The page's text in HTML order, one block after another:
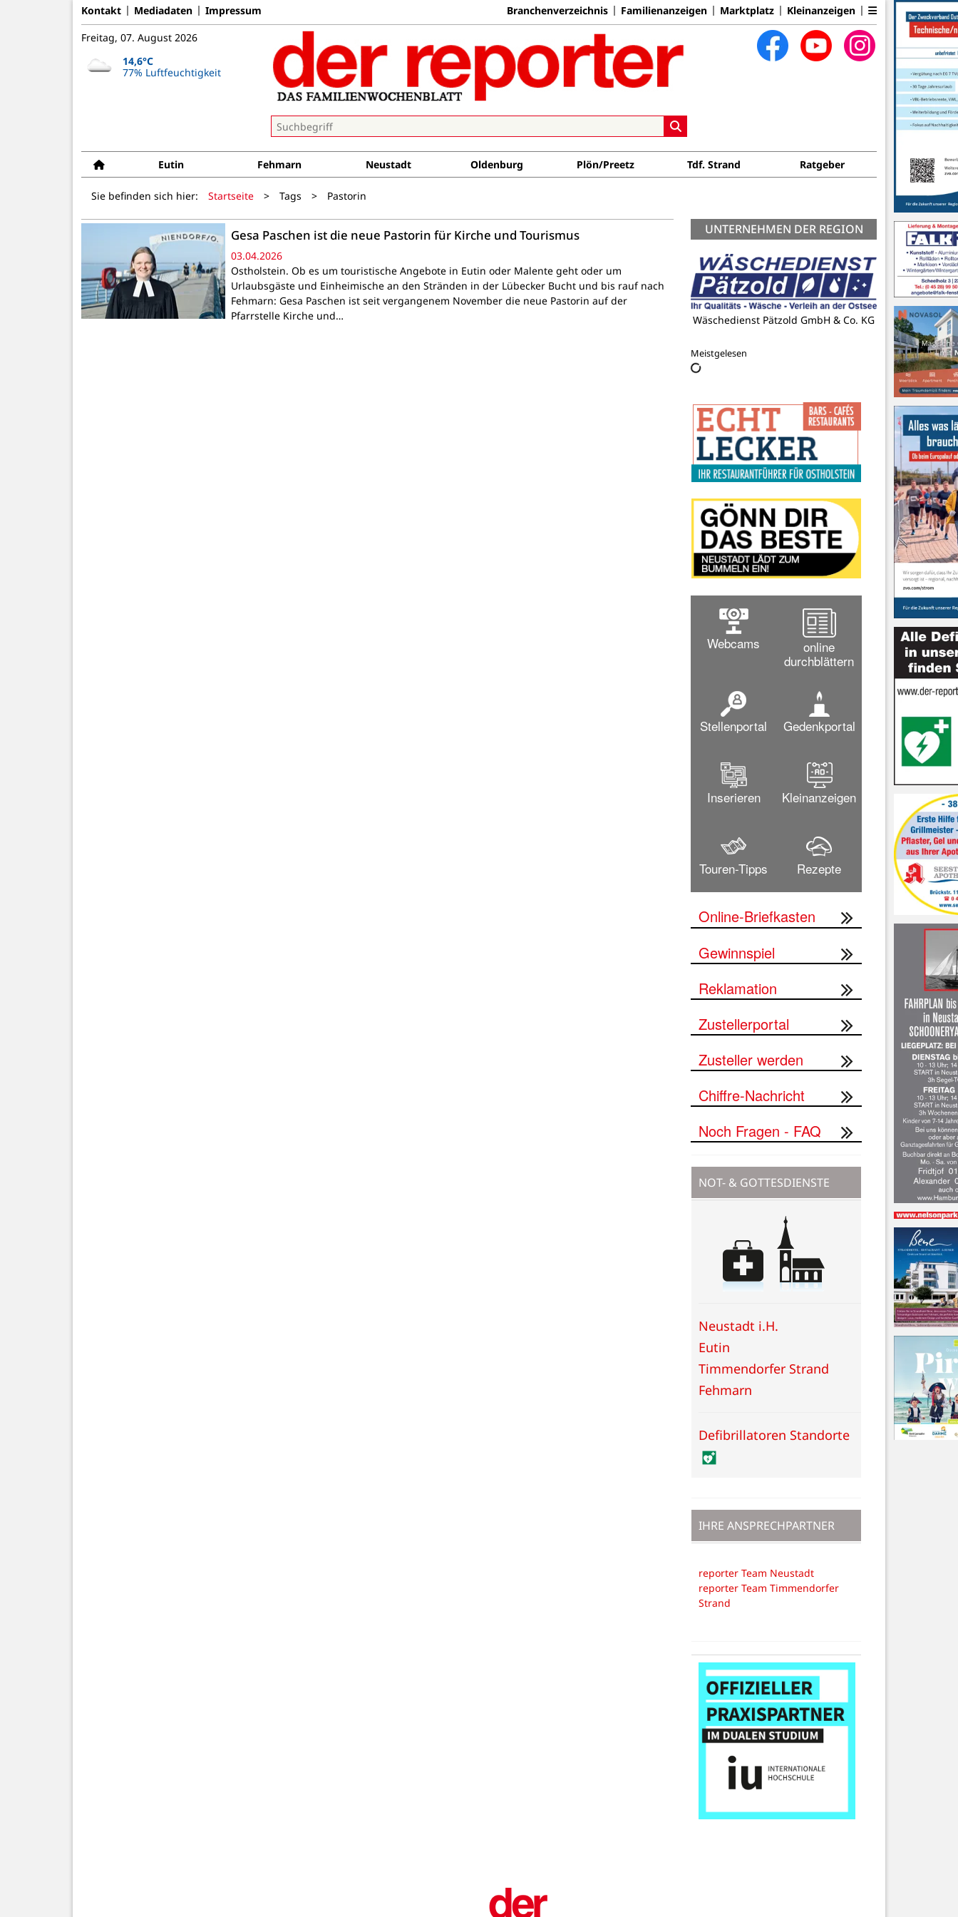
Kontakt Mediadaten Impressum Branchenverzeichnis Familienanzeigen Marktplatz Kleinanzeigen
Freitag, 07. August 2026
14,6°C
77% Luftfeuchtigkeit
Eutin Fehmarn Neustadt Oldenburg Plön/Preetz Tdf. Strand Ratgeber
Sie befinden sich hier: Startseite > Tags > Pastorin
Gesa Paschen ist die neue Pastorin für Kirche und Tourismus
03.04.2026
Ostholstein. Ob es um touristische Angebote in Eutin oder Malente geht oder um
Urlaubsgäste und Einheimische an den Stränden in der Lübecker Bucht und bis rauf nach
Fehmarn: Gesa Paschen ist seit vergangenem November die neue Pastorin auf der
Pfarrstelle Kirche und…
UNTERNEHMEN DER REGION
Wäschedienst Pätzold GmbH & Co. KG
Meistgelesen
Webcams
online
durchblättern
Stellenportal Gedenkportal
Inserieren Kleinanzeigen
Touren-Tipps Rezepte
Online-Briefkasten
Gewinnspiel
Reklamation
Zustellerportal
Zusteller werden
Chiffre-Nachricht
Noch Fragen - FAQ
NOT- & GOTTESDIENSTE
Neustadt i.H.
Eutin
Timmendorfer Strand
Fehmarn
Defibrillatoren Standorte
IHRE ANSPRECHPARTNER
reporter Team Neustadt
reporter Team Timmendorfer
Strand